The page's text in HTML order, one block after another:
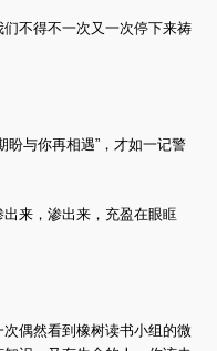
不得不一次又一次停下来祷
盼与你再相遇”，才如一记警
来，渗出来，充盈在眼眶
偶然看到橡树读书小组的微